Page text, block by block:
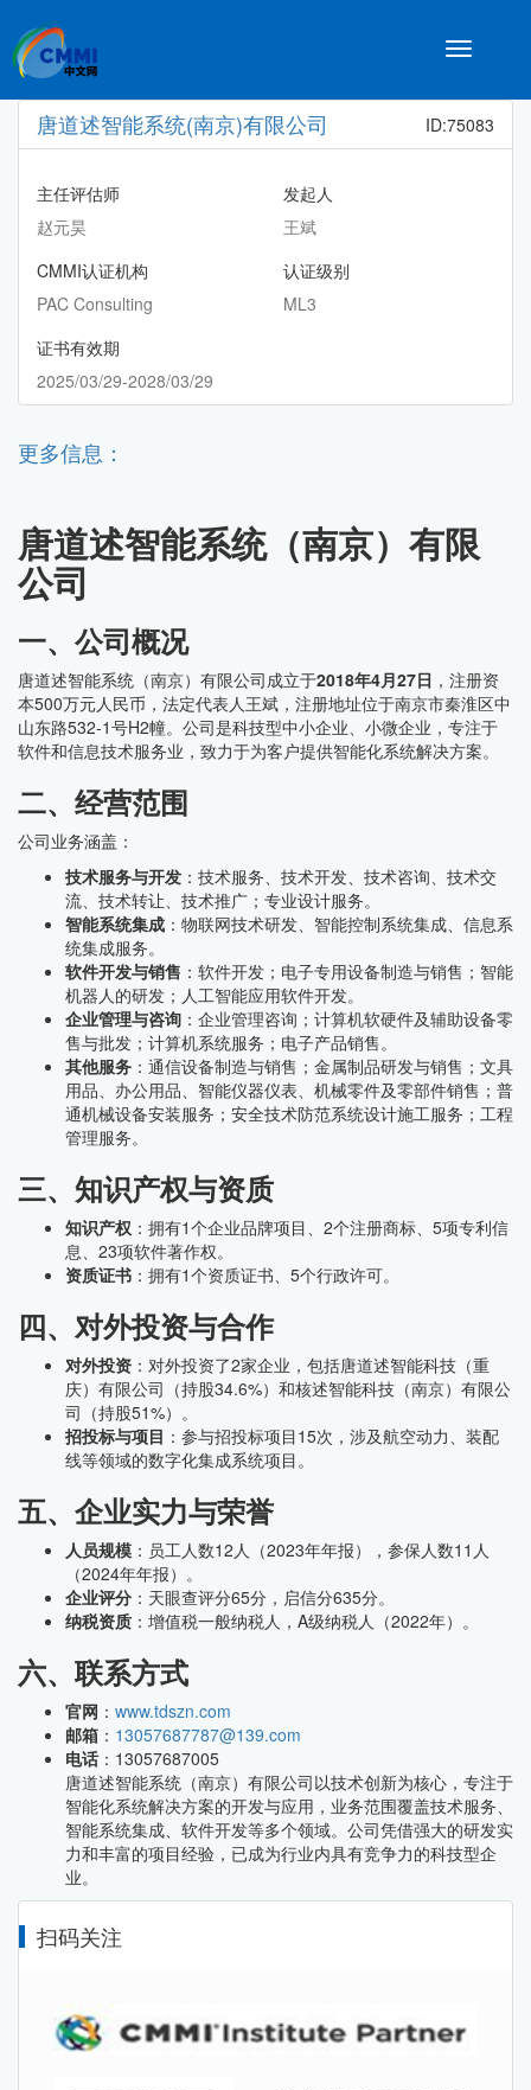
Toggle
唐道述智能系统(南京)有限公司 ID:75083
主任评估师
赵元昊
发起人
王斌
CMMI认证机构
PAC Consulting
认证级别
ML3
证书有效期
2025/03/29-2028/03/29
更多信息：
唐道述智能系统（南京）有限
公司
一、公司概况
唐道述智能系统（南京）有限公司成立于2018年4月27日 ，注册资
本500万元人民币，法定代表人王斌，注册地址位于南京市秦淮区中
山东路532-1号H2幢。公司是科技型中小企业、小微企业，专注于
软件和信息技术服务业，致力于为客户提供智能化系统解决方案。
二、经营范围
公司业务涵盖：
技术服务与开发 ：技术服务、技术开发、技术咨询、技术交
流、技术转让、技术推广；专业设计服务。
智能系统集成 ：物联网技术研发、智能控制系统集成、信息系
统集成服务。
软件开发与销售 ：软件开发；电子专用设备制造与销售；智能
机器人的研发；人工智能应用软件开发。
企业管理与咨询 ：企业管理咨询；计算机软硬件及辅助设备零
售与批发；计算机系统服务；电子产品销售。
其他服务 ：通信设备制造与销售；金属制品研发与销售；文具
用品、办公用品、智能仪器仪表、机械零件及零部件销售；普
通机械设备安装服务；安全技术防范系统设计施工服务；工程
管理服务。
三、知识产权与资质
知识产权 ：拥有1个企业品牌项目、2个注册商标、5项专利信
息、23项软件著作权。
资质证书 ：拥有1个资质证书、5个行政许可。
四、对外投资与合作
对外投资 ：对外投资了2家企业，包括唐道述智能科技（重
庆）有限公司（持股34.6%）和核述智能科技（南京）有限公
司（持股51%）。
招投标与项目 ：参与招投标项目15次，涉及航空动力、装配
线等领域的数字化集成系统项目。
五、企业实力与荣誉
人员规模 ：员工人数12人（2023年年报），参保人数11人
（2024年年报）。
企业评分 ：天眼查评分65分，启信分635分。
纳税资质 ：增值税一般纳税人，A级纳税人（2022年）。
六、联系方式
官网 ： www.tdszn.com
邮箱 ： 13057687787@139.com
电话 ：13057687005
唐道述智能系统（南京）有限公司以技术创新为核心，专注于
智能化系统解决方案的开发与应用，业务范围覆盖技术服务、
智能系统集成、软件开发等多个领域。公司凭借强大的研发实
力和丰富的项目经验，已成为行业内具有竞争力的科技型企
业。
扫码关注